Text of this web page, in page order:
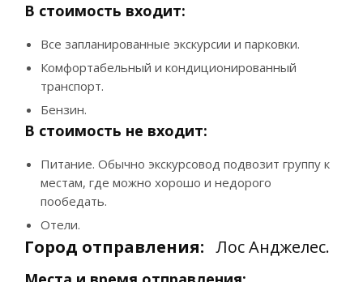
В стоимость входит:
Все запланированные экскурсии и парковки.
Комфортабельный и кондиционированный
транспорт.
Бензин.
В стоимость не входит:
Питание. Обычно экскурсовод подвозит группу к
местам, где можно хорошо и недорого
пообедать.
Отели.
Город отправления:Лос Анджелес.